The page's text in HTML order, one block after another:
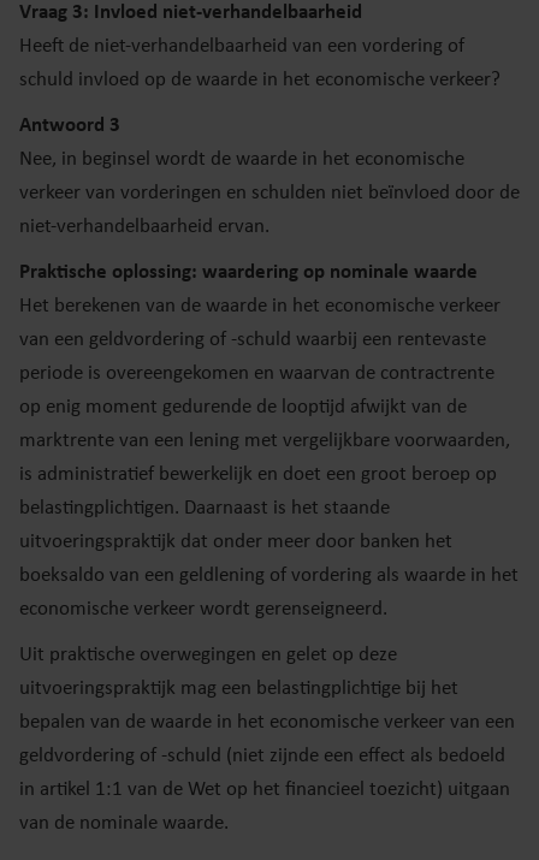
Vraag 3: Invloed niet-verhandelbaarheid
Heeft de niet-verhandelbaarheid van een vordering of
schuld invloed op de waarde in het economische verkeer?
Antwoord 3
Nee, in beginsel wordt de waarde in het economische
verkeer van vorderingen en schulden niet beïnvloed door de
niet-verhandelbaarheid ervan.
Praktische oplossing: waardering op nominale waarde
Het berekenen van de waarde in het economische verkeer
van een geldvordering of -schuld waarbij een rentevaste
periode is overeengekomen en waarvan de contractrente
op enig moment gedurende de looptijd afwijkt van de
marktrente van een lening met vergelijkbare voorwaarden,
is administratief bewerkelijk en doet een groot beroep op
belastingplichtigen. Daarnaast is het staande
uitvoeringspraktijk dat onder meer door banken het
boeksaldo van een geldlening of vordering als waarde in het
economische verkeer wordt gerenseigneerd.
Uit praktische overwegingen en gelet op deze
uitvoeringspraktijk mag een belastingplichtige bij het
bepalen van de waarde in het economische verkeer van een
geldvordering of -schuld (niet zijnde een effect als bedoeld
in artikel 1:1 van de Wet op het financieel toezicht) uitgaan
van de nominale waarde.